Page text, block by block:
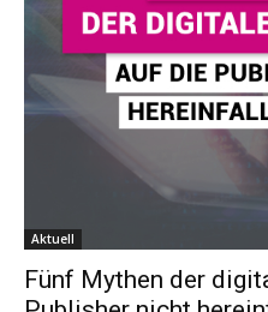
Aktuell
Fünf Mythen der